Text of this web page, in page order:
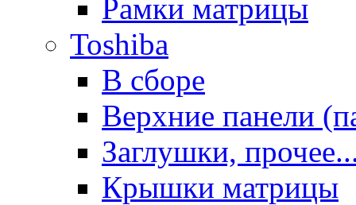
Рамки матрицы
Toshiba
В сборе
Верхние панели
Заглушки,
Крышки матрицы